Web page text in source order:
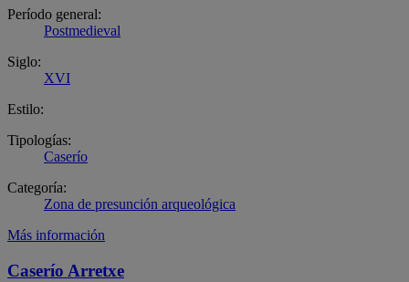
Período general:
Postmedieval
Siglo:
XVI
Estilo:
Tipologías:
Caserío
Categoría:
Zona de presunción arqueológica
Más información
Caserío Arretxe